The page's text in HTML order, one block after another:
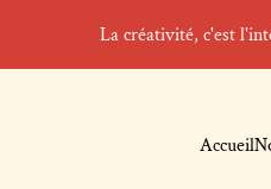
La créativité, c'est
Accueil